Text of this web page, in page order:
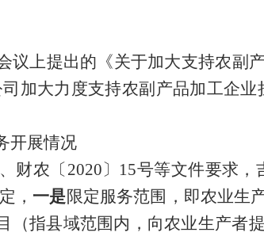
议上提出的《关于加大支持农副
加大力度支持农副产品加工企
开展情况
财农〔 2020〕 15号等文件要求，
， 一是限定服务范围，即农业生
（指县域范围内，向农业生产者